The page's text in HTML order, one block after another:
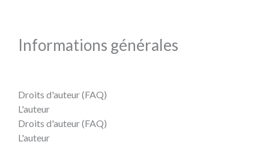
Informations générales
Droits d'auteur (FAQ)
L'auteur
Droits d'auteur (FAQ)
L'auteur